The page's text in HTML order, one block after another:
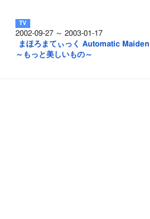
2002-09-27 ～ 2003-01-17
まほろまてぃっく Automatic Maiden
～もっと美しいもの～